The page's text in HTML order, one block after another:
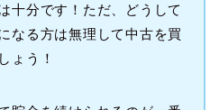
十分です！ただ、どうして
なる方は無理して中古を買
ょう！